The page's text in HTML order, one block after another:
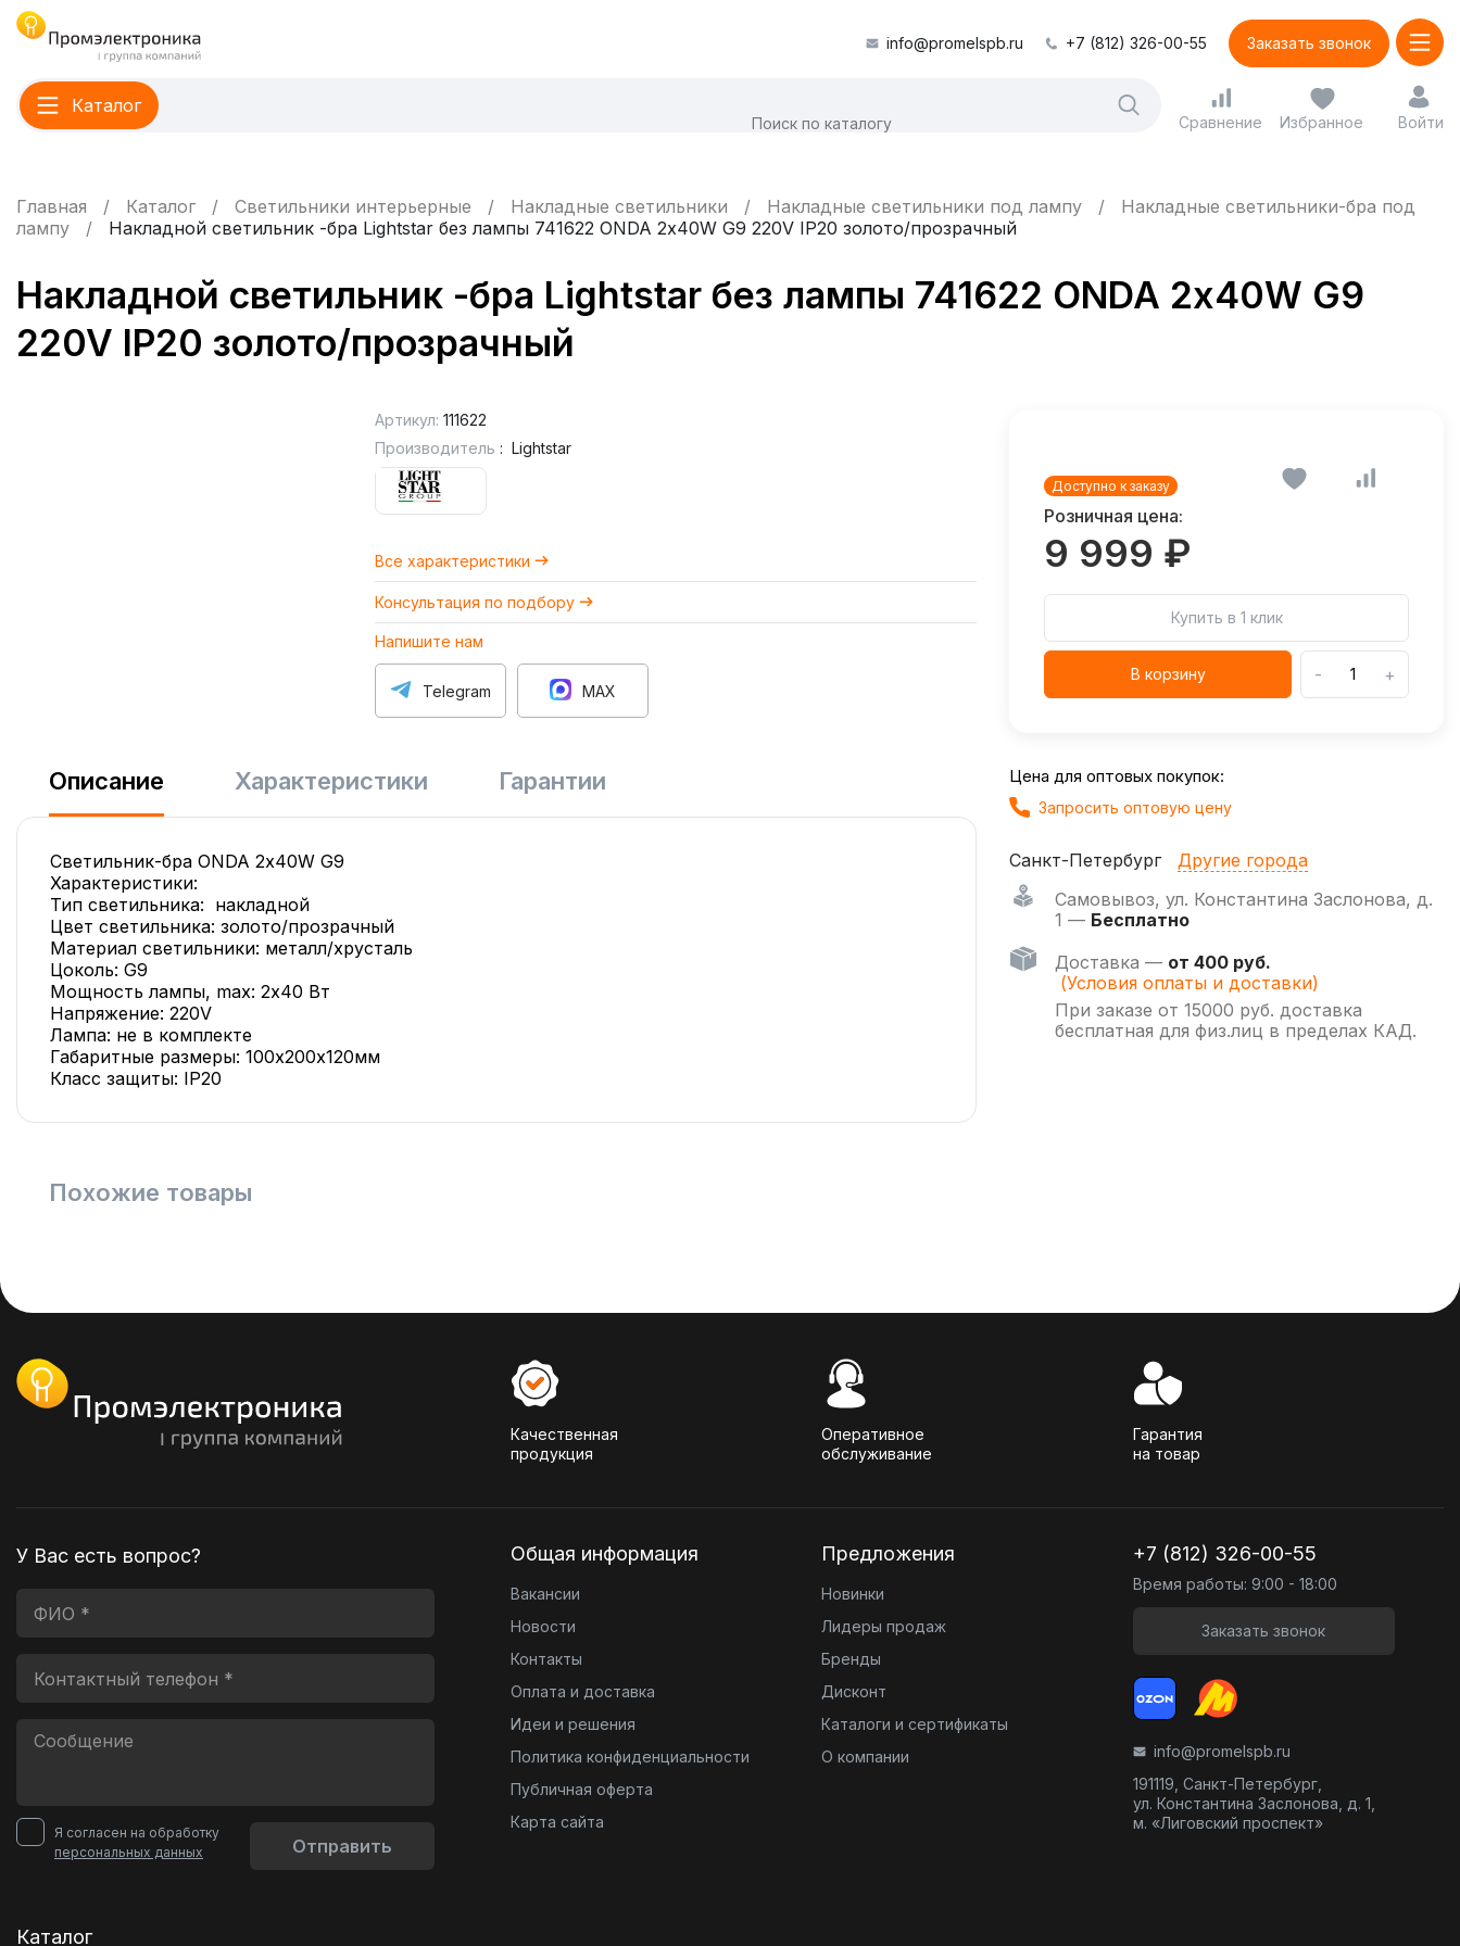
info@promelspb.ru +7 (812) 326-00-55 Заказать звонок
Каталог
Сравнение Избранное Войти
Главная Каталог Светильники интерьерные Накладные светильники Накладные светильники под лампу
Накладные светильники-бра под
лампу
Накладной светильник -бра Lightstar без лампы 741622 ONDA 2х40W G9 220V IP20 золото/прозрачный
Накладной светильник -бра Lightstar без лампы 741622 ONDA 2х40W G9
220V IP20 золото/прозрачный
Артикул: 111622
Производитель : Lightstar
Все характеристики
Консультация по подбору
Напишите нам
Telegram MAX
Доступно к заказу
Розничная цена:
9 999 ₽
Купить в 1 клик
В корзину - +
Описание Характеристики Гарантии
Светильник-бра ONDA 2х40W G9
Характеристики:
Тип светильника: накладной
Цвет светильника: золото/прозрачный
Материал светильники: металл/хрусталь
Цоколь: G9
Мощность лампы, max: 2х40 Вт
Напряжение: 220V
Лампа: не в комплекте
Габаритные размеры: 100х200х120мм
Класс защиты: IP20
Цена для оптовых покупок:
Запросить оптовую цену
Санкт-Петербург
Другие города
Самовывоз, ул. Константина Заслонова, д.
1 — Бесплатно
Доставка — от 400 руб.
(Условия оплаты и доставки)
При заказе от 15000 руб. доставка
бесплатная для физ.лиц в пределах КАД.
Похожие товары
Качественная
продукция
Оперативное
обслуживание
Гарантия
на товар
У Вас есть вопрос?
Я согласен на обработку
персональных данных
Отправить
Общая информация
Вакансии
Новости
Контакты
Оплата и доставка
Идеи и решения
Политика конфиденциальности
Публичная оферта
Карта сайта
Предложения
Новинки
Лидеры продаж
Бренды
Дисконт
Каталоги и сертификаты
О компании
+7 (812) 326-00-55
Время работы: 9:00 - 18:00
Заказать звонок
info@promelspb.ru
191119, Санкт-Петербург,
ул. Константина Заслонова, д. 1,
м. «Лиговский проспект»
Каталог